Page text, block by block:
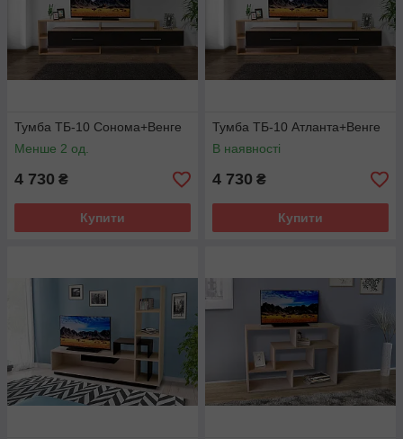
Тумба ТБ-10 Сонома+Венге
Менше 2 од.
4 730 ₴
Купити
Тумба ТБ-10 Атланта+Венге
В наявності
4 730 ₴
Купити